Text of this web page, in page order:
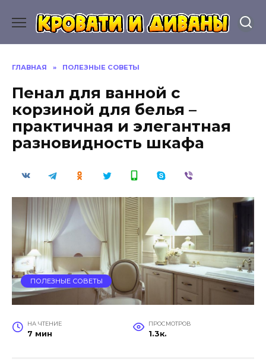
содержанию
ГЛАВНАЯ » ПОЛЕЗНЫЕ СОВЕТЫ
Пенал для ванной с
корзиной для белья –
практичная и элегантная
разновидность шкафа
ПОЛЕЗНЫЕ СОВЕТЫ
НА ЧТЕНИЕ
7 мин
ПРОСМОТРОВ
1.3к.